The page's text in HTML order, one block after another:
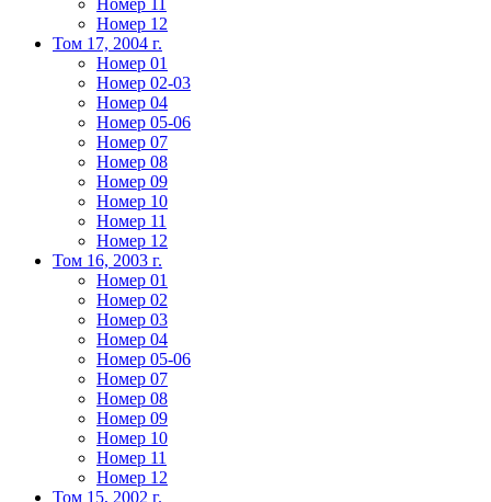
Номер 11
Номер 12
Том 17, 2004 г.
Номер 01
Номер 02-03
Номер 04
Номер 05-06
Номер 07
Номер 08
Номер 09
Номер 10
Номер 11
Номер 12
Том 16, 2003 г.
Номер 01
Номер 02
Номер 03
Номер 04
Номер 05-06
Номер 07
Номер 08
Номер 09
Номер 10
Номер 11
Номер 12
Том 15, 2002 г.